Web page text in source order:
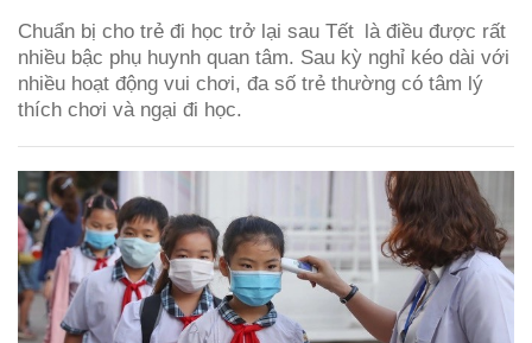
Chuẩn bị cho trẻ đi học trở lại sau Tết là điều được rất
nhiều bậc phụ huynh quan tâm. Sau kỳ nghỉ kéo dài với
nhiều hoạt động vui chơi, đa số trẻ thường có tâm lý
thích chơi và ngại đi học.